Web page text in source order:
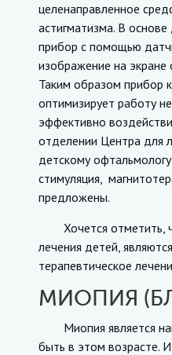
целенаправленное
астигматизма. В
прибор с помощью
изображение на экране
Таким образом прибор
оптимизирует работу
эффективно
отделении Центра для
детскому
стимуляция,
предложены.
Хочется отметить,
лечения детей,
терапевтическое
МИОПИЯ
Миопия является
быть в этом возрасте.